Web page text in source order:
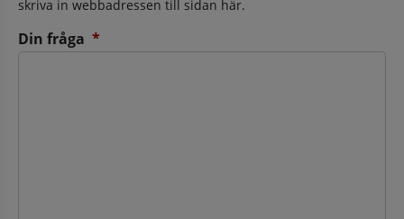
skriva in webbadressen till sidan här.
Din fråga *